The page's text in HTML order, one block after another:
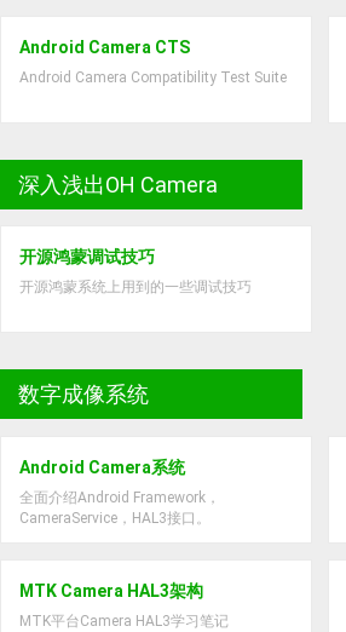
Android Camera CTS
Android Camera Compatibility Test Suite
深入浅出OH Camera
开源鸿蒙调试技巧
开源鸿蒙系统上用到的一些调试技巧
数字成像系统
Android Camera系统
全面介绍Android Framework，
CameraService，HAL3接口。
MTK Camera HAL3架构
MTK平台Camera HAL3学习笔记